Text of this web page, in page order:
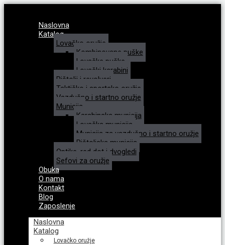
Naslovna
Katalog
Lovačko oružje
Kombinovane puške
Lovačke puške
Lovački karabini
Pištolji i revolveri
Taktičko i sportsko oružje
Vazdušno i startno oružje
Municija
Karabinska municija
Lovačka municija
Municija za vazdušno i startno oružje
Pištoljska municija
Optike, red dot i dvogledi
Sefovi za oružje
Obuka
O nama
Kontakt
Blog
Zaposlenje
Naslovna
Katalog
Lovačko oružje